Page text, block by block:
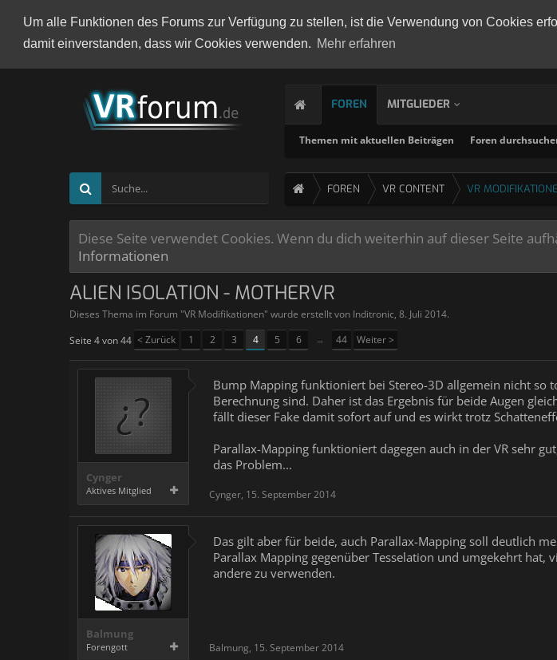
Um alle Funktionen des Forums zur Verfügung zu stellen, ist die Verwendung von Cookies
damit einverstanden, dass wir Cookies verwenden. Mehr erfahren
FOREN
Themen mit aktuellen Beiträgen Foren
MITGLIEDER
FOREN VR CONTENT VR
Diese Seite verwendet Cookies. Wenn du dich weiterhin auf dieser Seite
Informationen
ALIEN ISOLATION - MOTHERVR
Dieses Thema im Forum "VR Modifikationen" wurde erstellt von Inditronic, 8. Juli 2014.
Seite 4 von 44 < Zurück 1 2 3 4 5 6 → 44 Weiter >
Cynger
Aktives Mitglied
Bump Mapping funktioniert bei Stereo-3D allgemein nicht so
Berechnung sind. Daher ist das Ergebnis für beide Augen
fällt dieser Fake damit sofort auf und es wirkt trotz
Parallax-Mapping funktioniert dagegen auch in der VR sehr
das Problem...
Cynger, 15. September 2014
Balmung
Forengott
Das gilt aber für beide, auch Parallax-Mapping soll deutlich
Parallax Mapping gegenüber Tesselation und umgekehrt hat,
andere zu verwenden.
Balmung, 15. September 2014